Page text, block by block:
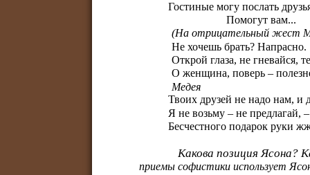
Гостиные могу послать
Помогут вам...
(На отрицательный жест
Не хочешь брать? Напрасно.
Открой глаза, не гневайся,
О женщина, поверь –
Медея
Твоих друзей не надо нам, и
Я не возьму – не предлагай,
Бесчестного подарок руки
Какова позиция Ясона?
приемы софистики использует